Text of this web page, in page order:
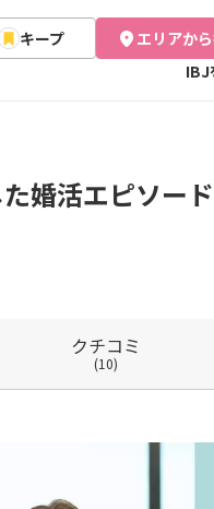
キープ エリアか
IBJ
婚活エピソー
クチコミ
(10)